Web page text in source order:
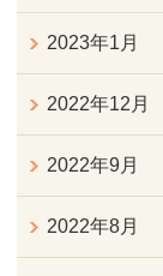
2023年1月
2022年12月
2022年9月
2022年8月